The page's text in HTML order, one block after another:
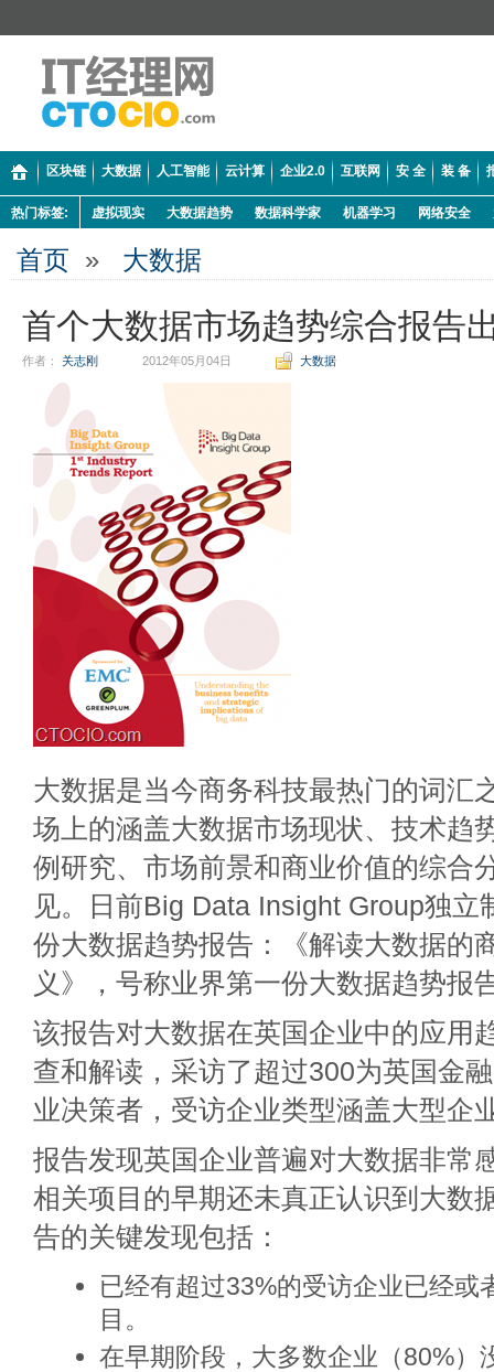
区块链 大数据 人工智能 云计算 企业2.0 互联网 安 全 装 备
热门标签: 虚拟现实 大数据趋势 数据科学家 机器学习 网络安全
首页 » 大数据
首个大数据市场趋势综合报告
作者： 关志刚 2012年05月04日 大数据
大数据是当今商务科技最热门的词汇
场上的涵盖大数据市场现状、技术趋
例研究、市场前景和商业价值的综合
见。日前Big Data Insight Group独立
份大数据趋势报告：《解读大数据的
义》，号称业界第一份大数据趋势报
该报告对大数据在英国企业中的应用
查和解读，采访了超过300为英国金
业决策者，受访企业类型涵盖大型企
报告发现英国企业普遍对大数据非常
相关项目的早期还未真正认识到大数
告的关键发现包括：
已经有超过33%的受访企业已经或
目。
在早期阶段，大多数企业（80%）